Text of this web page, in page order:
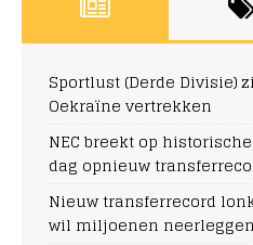
Sportlust (Derde Divisie)
Oekraïne vertrekken
NEC breekt op
dag opnieuw
Nieuw transferrecord
wil miljoenen